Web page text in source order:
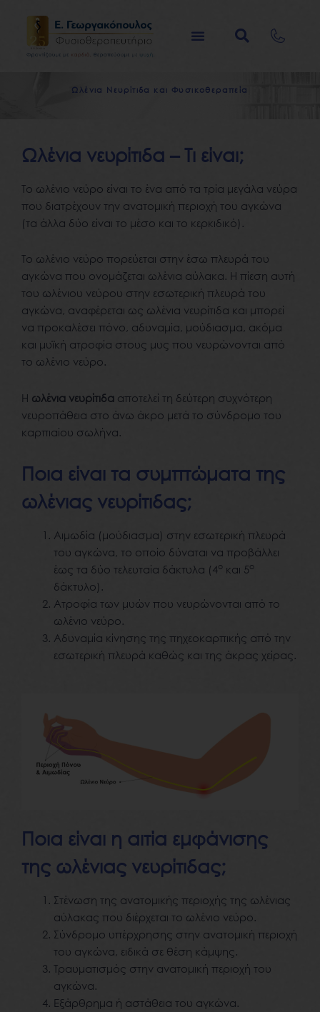
περιεχόμενο
Ωλέ νια Ν ευρ ίτιδα και Φυ σικοθεραπε α
Ωλένια νευρίτιδα – Τι είναι;
Το ωλένιο νεύρο είναι το ένα από τα τρία μεγάλα νεύρα
που διατρέχουν την ανατομική περιοχή του αγκώνα
(τα άλλα δύο είναι το μέσο και το κερκιδικό).
Το ωλένιο νεύρο πορεύεται στην έσω πλευρά του
αγκώνα που ονομάζεται ωλένια αύλακα. Η πίεση αυτή
του ωλένιου νεύρου στην εσωτερική πλευρά του
αγκώνα, αναφέρεται ως ωλένια νευρίτιδα και μπορεί
να προκαλέσει πόνο, αδυναμία, μούδιασμα, ακόμα
και μυϊκή ατροφία στους μυς που νευρώνονται από
το ωλένιο νεύρο.
Η ωλένια νευρίτιδα αποτελεί τη δεύτερη συχνότερη
νευροπάθεια στο άνω άκρο μετά το σύνδρομο του
καρπιαίου σωλήνα.
Ποια είναι τα συμπτώματα της
ωλένιας νευρίτιδας;
Αιμωδία (μούδιασμα) στην εσωτερική πλευρά
του αγκώνα, το οποίο δύναται να προβάλλει
έως τα δύο τελευταία δάκτυλα (4ο και 5ο
δάκτυλο).
Ατροφία των μυών που νευρώνονται από το
ωλένιο νεύρο.
Αδυναμία κίνησης της πηχεοκαρπικής από την
εσωτερική πλευρά καθώς και της άκρας χείρας.
Ποια είναι η αιτία εμφάνισης
της ωλένιας νευρίτιδας;
Στένωση της ανατομικής περιοχής της ωλένιας
αύλακας που διέρχεται το ωλένιο νεύρο.
Σύνδρομο υπέρχρησης στην ανατομική περιοχή
του αγκώνα, ειδικά σε θέση κάμψης.
Τραυματισμός στην ανατομική περιοχή του
αγκώνα.
Εξάρθρημα ή αστάθεια του αγκώνα.